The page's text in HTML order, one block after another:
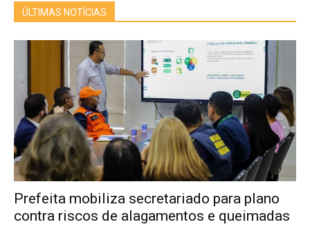
ÚLTIMAS NOTÍCIAS
Prefeita mobiliza secretariado para plano
contra riscos de alagamentos e queimadas